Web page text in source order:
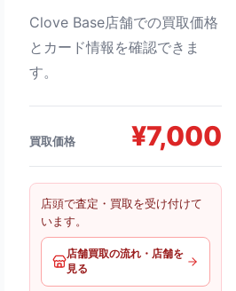
Clove Base店舗での買取価格
とカード情報を確認できま
す。
買取価格 ¥7,000
店頭で査定・買取を受け付けて
います。
店舗買取の流れ・店舗を
見る